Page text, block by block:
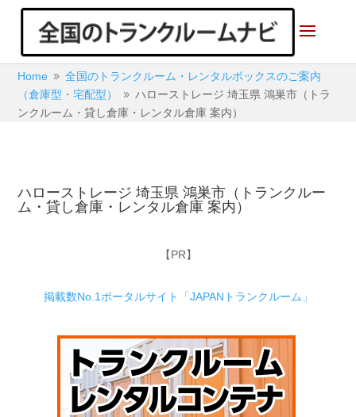
Home 9 全国のトランクルーム・レンタルボックスのご案内
（倉庫型・宅配型）
9 ハローストレージ 埼玉県 鴻巣市（トラ
ンクルーム・貸し倉庫・レンタル倉庫 案内）
ハローストレージ 埼玉県 鴻巣市（トランクルー
ム・貸し倉庫・レンタル倉庫 案内）
【PR】
掲載数No.1ポータルサイト「JAPANトランクルーム」